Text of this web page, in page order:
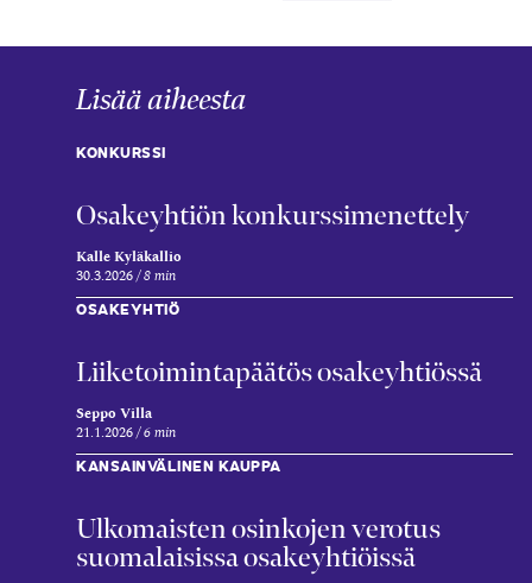
Lisää aiheesta
KONKURSSI
Osakeyhtiön konkurssimenettely
Kalle Kyläkallio
30.3.2026 8 min
OSAKEYHTIÖ
Liiketoimintapäätös osakeyhtiössä
Seppo Villa
21.1.2026 6 min
KANSAINVÄLINEN KAUPPA
Ulkomaisten osinkojen verotus
suomalaisissa osakeyhtiöissä